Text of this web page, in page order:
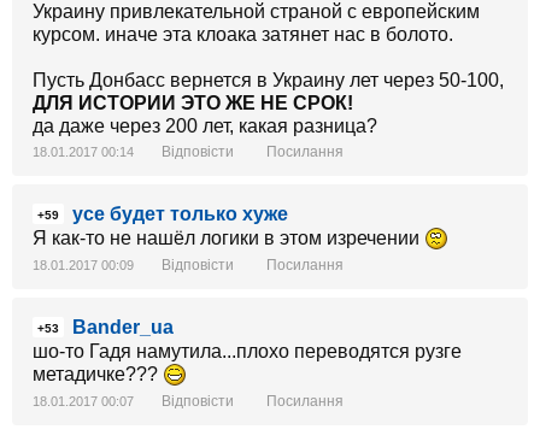
Украину привлекательной страной с европейским
курсом. иначе эта клоака затянет нас в болото.
Пусть Донбасс вернется в Украину лет через 50-100,
ДЛЯ ИСТОРИИ ЭТО ЖЕ НЕ СРОК!
да даже через 200 лет, какая разница?
18.01.2017 00:14 Відповісти Посилання
+59
усе будет только хуже
Я как-то не нашёл логики в этом изречении
18.01.2017 00:09 Відповісти Посилання
+53
Bander_ua
шо-то Гадя намутила...плохо переводятся рузге
метадичке???
18.01.2017 00:07 Відповісти Посилання